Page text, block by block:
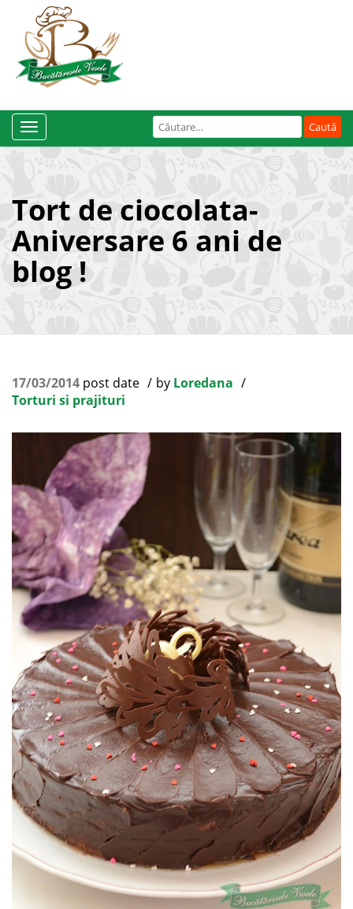
Caută
după:
Toggle
Navigation
Tort de ciocolata-
Aniversare 6 ani de
blog !
17/03/2014 post date by Loredana
Torturi si prajituri